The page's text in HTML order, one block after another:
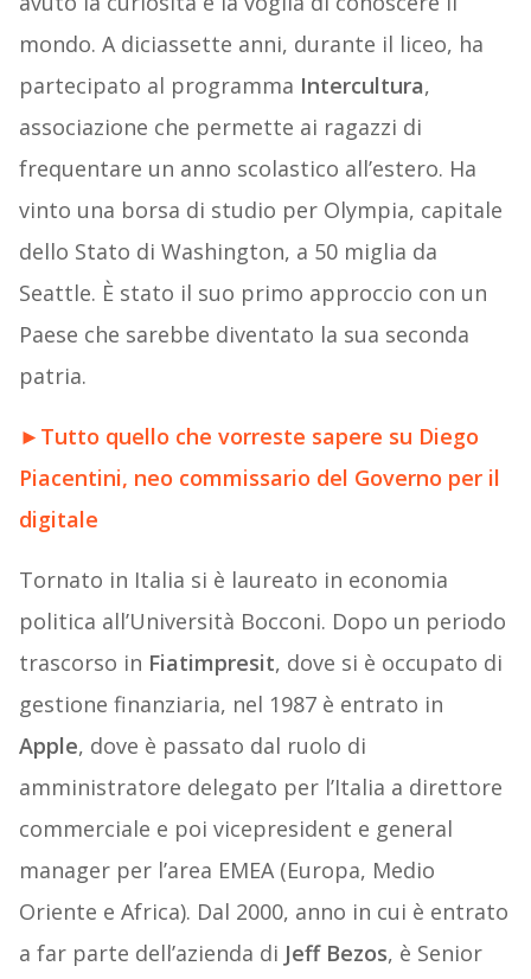
mondo. A diciassette anni, durante il liceo, ha
partecipato al programma Intercultura,
associazione che permette ai ragazzi di
frequentare un anno scolastico all’estero. Ha
vinto una borsa di studio per Olympia, capitale
dello Stato di Washington, a 50 miglia da
Seattle. È stato il suo primo approccio con un
Paese che sarebbe diventato la sua seconda
patria.
► Tutto quello che vorreste sapere su Diego
Piacentini, neo commissario del Governo per il
digitale
Tornato in Italia si è laureato in economia
politica all’Università Bocconi. Dopo un periodo
trascorso in Fiatimpresit, dove si è occupato di
gestione finanziaria, nel 1987 è entrato in
Apple, dove è passato dal ruolo di
amministratore delegato per l’Italia a direttore
commerciale e poi vicepresident e general
manager per l’area EMEA (Europa, Medio
Oriente e Africa). Dal 2000, anno in cui è entrato
a far parte dell’azienda di Jeff Bezos, è Senior